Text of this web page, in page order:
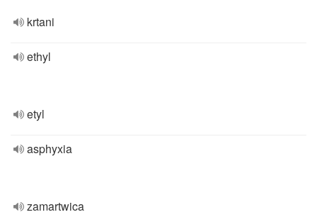
krtani
ethyl
etyl
asphyxia
zamartwica